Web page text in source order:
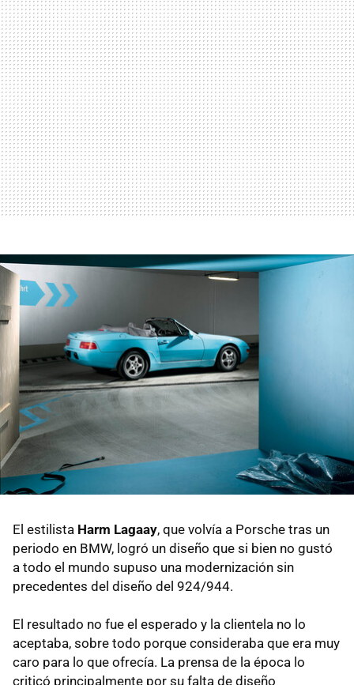
El estilista Harm Lagaay, que volvía a Porsche tras un
periodo en BMW, logró un diseño que si bien no gustó
a todo el mundo supuso una modernización sin
precedentes del diseño del 924/944.
El resultado no fue el esperado y la clientela no lo
aceptaba, sobre todo porque consideraba que era muy
caro para lo que ofrecía. La prensa de la época lo
criticó principalmente por su falta de diseño